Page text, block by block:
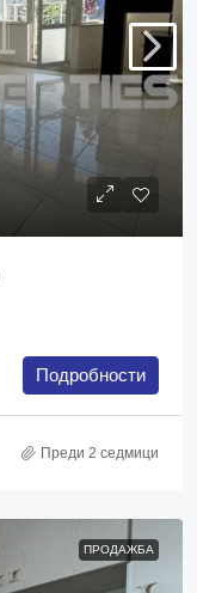
Подробности
Преди 2 седмици
ПРОДАЖБА